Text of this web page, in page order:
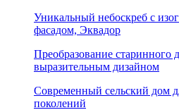
Уникальный небоскреб с
фасадом, Эквадор
Преобразование старинного
выразительным дизайном
Современный сельский дом
поколений